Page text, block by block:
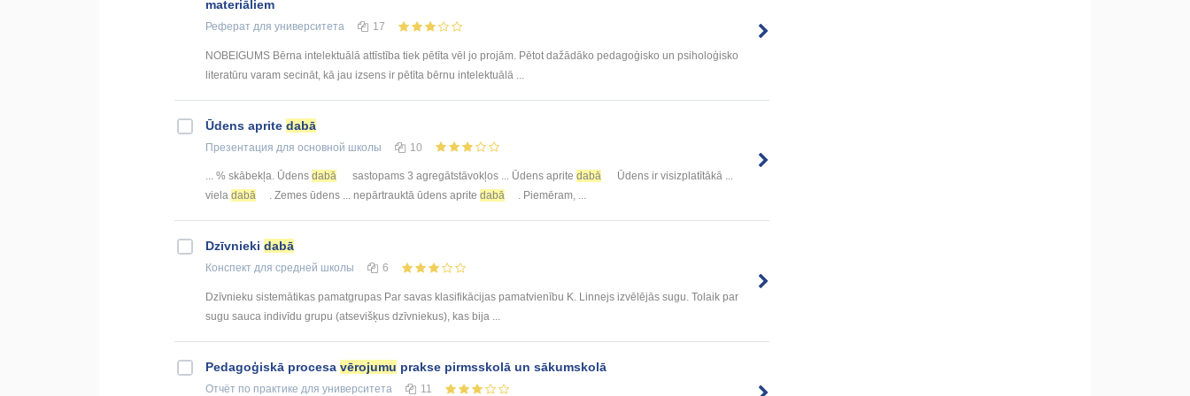
materiāliem
Реферат для университета 17
NOBEIGUMS Bērna intelektuālā attīstība tiek pētīta vēl jo projām. Pētot dažādāko pedagoģisko un psiholoģisko
literatūru varam secināt, kā jau izsens ir pētīta bērnu intelektuālā ...
Ūdens aprite dabā
Презентация для основной школы 10
... % skābekļa. Ūdens dabā sastopams 3 agregātstāvokļos ... Ūdens aprite dabā
Ūdens ir visizplatītākā ...
viela dabā . Zemes ūdens ... nepārtrauktā ūdens aprite dabā . Piemēram, ...
Dzīvnieki dabā
Конспект для средней школы 6
Dzīvnieku sistemātikas pamatgrupas Par savas klasifikācijas pamatvienību K. Linnejs izvēlējās sugu. Tolaik par
sugu sauca indivīdu grupu (atsevišķus dzīvniekus), kas bija ...
Pedagoģiskā procesa vērojumu prakse pirmsskolā un sākumskolā
Отчёт по практике для университета 11